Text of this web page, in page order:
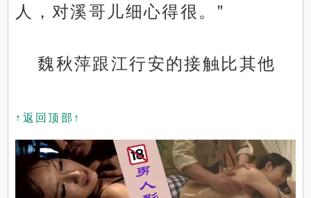
人，对溪哥儿细心得很。”
魏秋萍跟江行安的接触比其他
↑返回顶部↑